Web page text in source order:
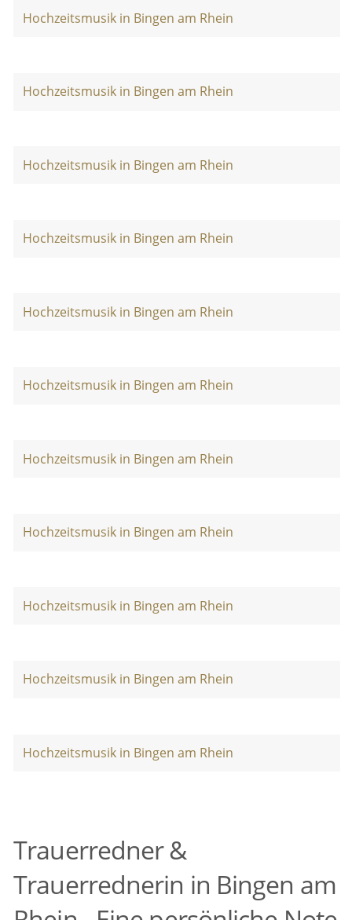
Hochzeitsmusik in Bingen am Rhein
Hochzeitsmusik in Bingen am Rhein
Hochzeitsmusik in Bingen am Rhein
Hochzeitsmusik in Bingen am Rhein
Hochzeitsmusik in Bingen am Rhein
Hochzeitsmusik in Bingen am Rhein
Hochzeitsmusik in Bingen am Rhein
Hochzeitsmusik in Bingen am Rhein
Hochzeitsmusik in Bingen am Rhein
Hochzeitsmusik in Bingen am Rhein
Hochzeitsmusik in Bingen am Rhein
Trauerredner &
Trauerrednerin in Bingen am